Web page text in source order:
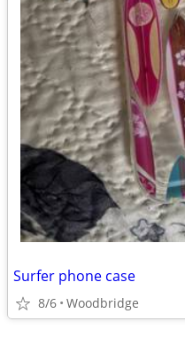
Surfer phone case
8/6 Woodbridge